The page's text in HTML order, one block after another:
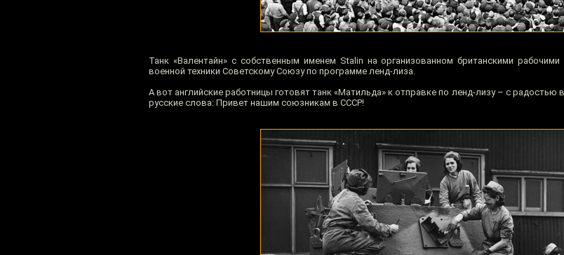
Танк «Валентайн» с собственным именем Stalin на организованном британскими
военной техники Советскому Союзу по программе ленд-лиза.
А вот английские работницы готовят танк «Матильда» к отправке по ленд-лизу – с
русские слова: Привет нашим союзникам в СССР!